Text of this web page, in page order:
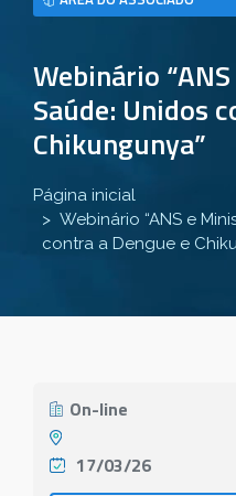
Webinário
Saúde: Unidos
Chikungunya”
Página inicial
Webinário “ANS e
contra a Dengue e
On-line
17/03/26